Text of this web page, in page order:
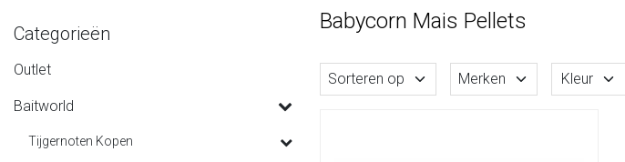
Categorieën
Outlet
Baitworld
Tijgernoten Kopen
Babycorn Mais Pellets
Sorteren op Merken Kleur